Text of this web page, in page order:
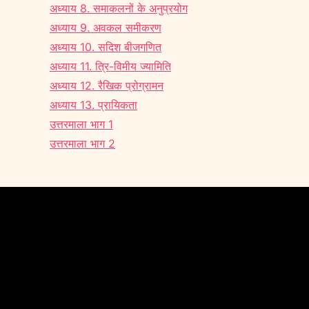
अध्याय 8. समाकलनों के अनुप्रयोग
अध्याय 9. अवकल समीकरण
अध्याय 10. सदिश बीजगणित
अध्याय 11. त्रि-विमीय ज्यामिति
अध्याय 12. रैखिक प्रोग्रामन
अध्याय 13. प्रायिकता
उत्तरमाला भाग 1
उत्तरमाला भाग 2